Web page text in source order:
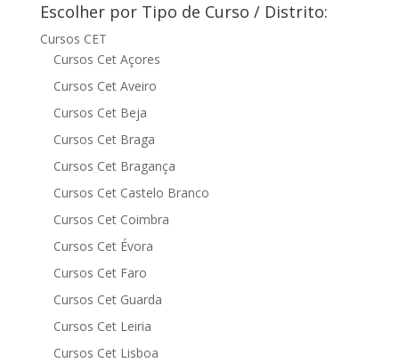
Escolher por Tipo de Curso / Distrito:
Cursos CET
Cursos Cet Açores
Cursos Cet Aveiro
Cursos Cet Beja
Cursos Cet Braga
Cursos Cet Bragança
Cursos Cet Castelo Branco
Cursos Cet Coimbra
Cursos Cet Évora
Cursos Cet Faro
Cursos Cet Guarda
Cursos Cet Leiria
Cursos Cet Lisboa